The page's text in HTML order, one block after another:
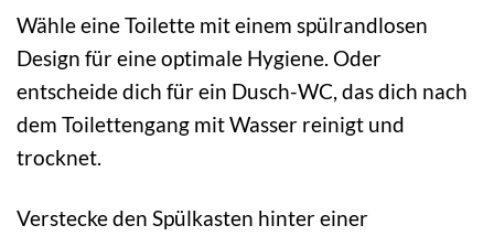
Wähle eine Toilette mit einem spülrandlosen
Design für eine optimale Hygiene. Oder
entscheide dich für ein Dusch-WC, das dich nach
dem Toilettengang mit Wasser reinigt und
trocknet.
Verstecke den Spülkasten hinter einer